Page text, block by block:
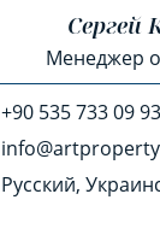
Сергей
Менеджер
+90 535 733 09 93
Русский,